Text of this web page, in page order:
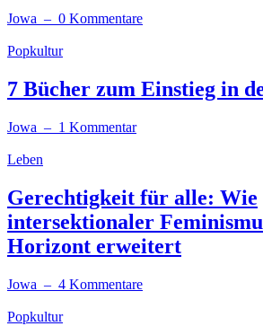
Jowa – 0 Kommentare
Popkultur
7 Bücher zum Einstieg in
Jowa – 1 Kommentar
Leben
Gerechtigkeit für alle: Wie
intersektionaler
Horizont erweitert
Jowa – 4 Kommentare
Popkultur